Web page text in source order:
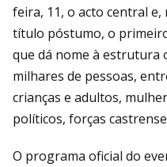
feira, 11, o acto central e,
título póstumo, o
que dá nome à estrutura
milhares de pessoas,
crianças e adultos,
políticos, forças
O programa oficial do